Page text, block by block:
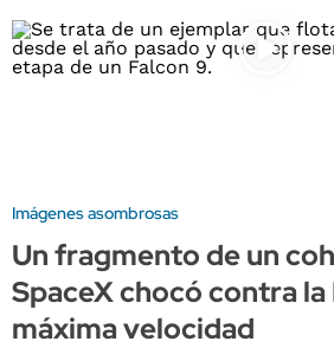
Imágenes asombrosas
Un fragmento de un
SpaceX chocó contra la
máxima velocidad